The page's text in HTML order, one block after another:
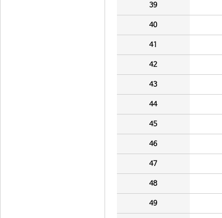
39
40
41
42
43
44
45
46
47
48
49